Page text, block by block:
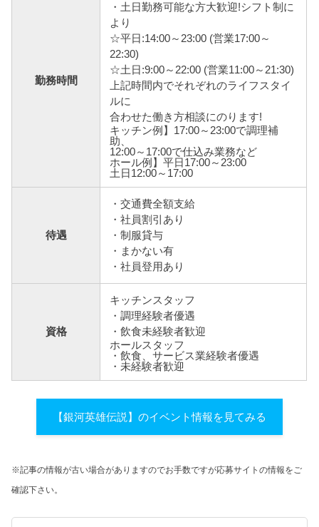
勤務時間
・土日勤務可能な方大歓迎!シフト制に
より
☆平日:14:00～23:00 (営業17:00～
22:30)
☆土日:9:00～22:00 (営業11:00～21:30)
上記時間内でそれぞれのライフスタイ
ルに
合わせた働き方相談にのります!
キッチン例】17:00～23:00で調理補
助、
12:00～17:00で仕込み業務など
ホール例】平日17:00～23:00
土日12:00～17:00
待遇
・交通費全額支給
・社員割引あり
・制服貸与
・まかない有
・社員登用あり
資格
キッチンスタッフ
・調理経験者優遇
・飲食未経験者歓迎
ホールスタッフ
・飲食、サービス業経験者優遇
・未経験者歓迎
【銀河英雄伝説】のイベント情報を見てみる
※記事の情報が古い場合がありますのでお手数ですが応募サイトの情報をご
確認下さい。